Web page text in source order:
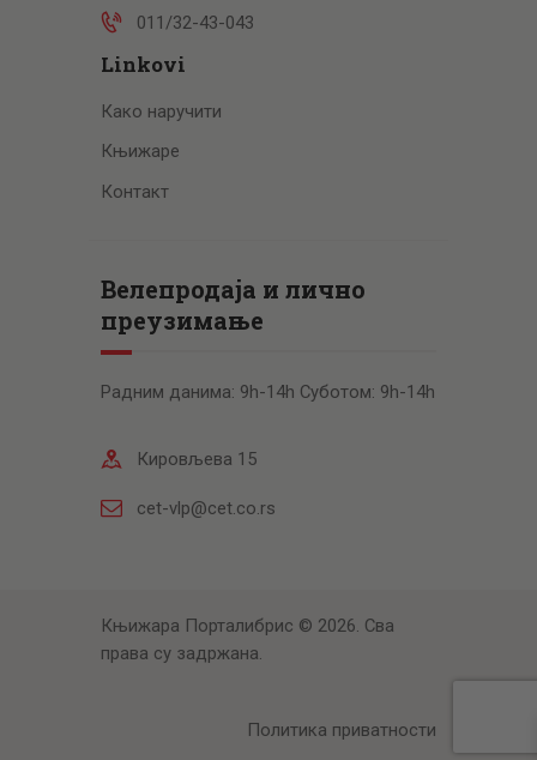
011/32-43-043
Linkovi
Како наручити
Књижаре
Контакт
Велепродаја и лично
преузимање
Радним данима: 9h-14h Суботом: 9h-14h
Кировљева 15
cet-vlp@cet.co.rs
Књижара Порталибрис © 2026. Сва
права су задржана.
Политика приватности